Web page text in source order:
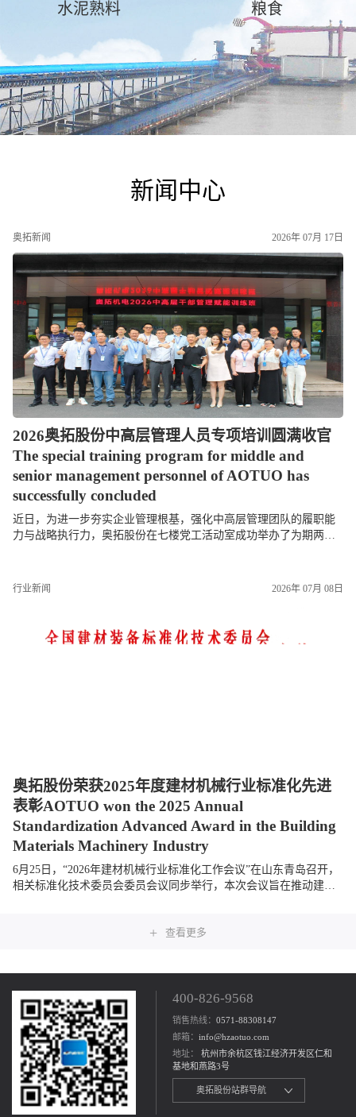
水泥熟料 粮食
新闻中心
奥拓新闻 2026年 07月 17日
2026奥拓股份中高层管理人员专项培训圆满收官
The special training program for middle and
senior management personnel of AOTUO has
successfully concluded
近日，为进一步夯实企业管理根基，强化中高层管理团队的履职能
力与战略执行力，奥拓股份在七楼党工活动室成功举办了为期两天
行业新闻 2026年 07月 08日
奥拓股份荣获2025年度建材机械行业标准化先进
表彰AOTUO won the 2025 Annual
Standardization Advanced Award in the Building
Materials Machinery Industry
6月25日，“2026年建材机械行业标准化工作会议”在山东青岛召开，
相关标准化技术委员会委员会议同步举行，本次会议旨在推动建材
+ 查看更多
400-826-9568
销售热线：0571-88308147
邮箱：info@hzaotuo.com
地址：
杭州市余杭区钱江经济开发区仁和
基地和燕路3号
奥拓股份站群导航